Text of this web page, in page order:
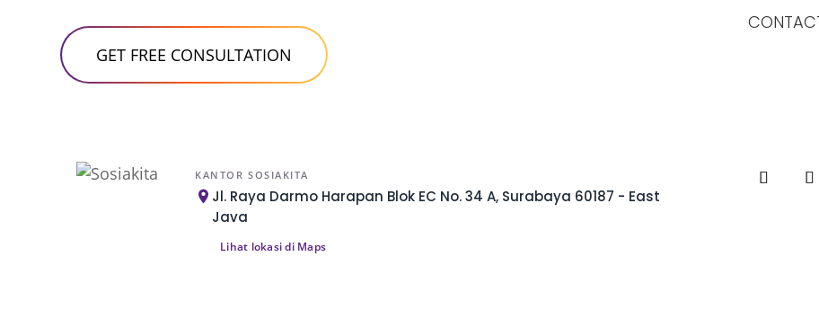
KANTOR SOSIAKITA
Jl. Raya Darmo Harapan Blok EC No. 34 A, Surabaya 60187 - East
Java
Lihat lokasi di Maps